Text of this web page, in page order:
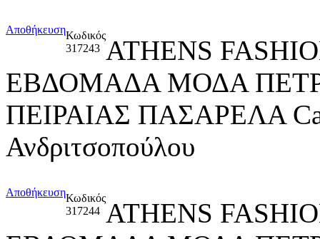
ΑποθήκευσηΚωδικός
317243 ATHENS
ΕΒΔΟΜΑΔΑ ΜΟΔΑ
ΠΕΙΡΑΙΑΣ ΠΑΣΑΡΕΛΑ
Ανδριτσοπούλου
ΑποθήκευσηΚωδικός
317244 ATHENS